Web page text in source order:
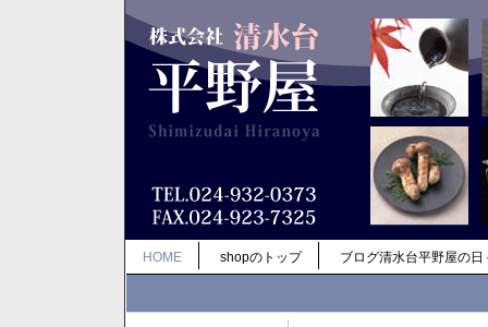
HOME shopのトップ ブログ清水台平野屋の日